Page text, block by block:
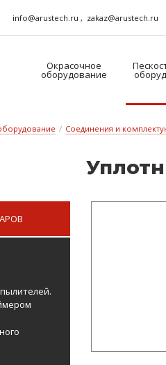
info@arustech.ru zakaz@arustech.ru
Окрасочное
оборудование
/ Соединения и